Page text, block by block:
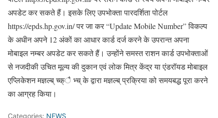
अपडेट कर सकते हैं। इसके लिए उपभोक्ता पारदर्शिता पोर्टल
https://epds.hp.gov.in/ पर जा कर “Update Mobile Number” विकल्प
के अधीन अपने 12 अंकों का आधार कार्ड दर्ज करने के उपरान्त अपना
मोबाइल नम्बर अपडेट कर सकते हैं। उन्होंने समस्त राशन कार्ड उपभोक्ताओं
से नजदीकी उचित मूल्य की दुकान एवं लोक मित्र केंद्र या एंडरॉयड मोबाइल
एप्लिकेशन मज्ञल्ब् च्क्ै भ्च् के द्वारा मज्ञल्ब् प्रक्रिया को समयबद्ध पूरा करने
का आग्रह किया।
Categories: NEWS